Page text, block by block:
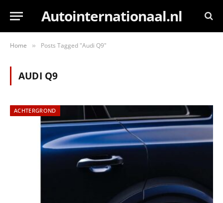
Autointernationaal.nl
Home » Posts Tagged "Audi Q9"
AUDI Q9
ACHTERGROND